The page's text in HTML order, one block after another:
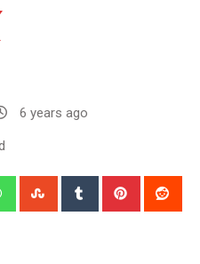
6 years ago
WhatsappStumbleUpon
Tumblr Pinterest